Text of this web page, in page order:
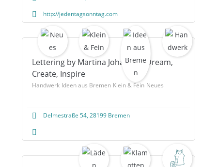
http://jedentagsonntag.com
Lettering by Martina Johanna – Dream,
Create, Inspire
Handwerk Ideen aus Bremen Klein & Fein Neues
Delmestraße 54, 28199 Bremen